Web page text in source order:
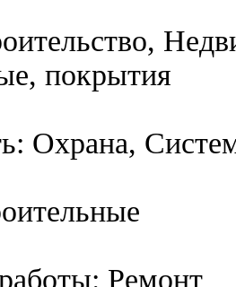
покрытия
Охрана,
Ремонт